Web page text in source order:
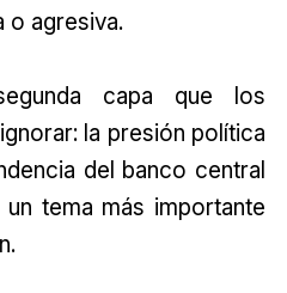
o agresiva.
capa que los
la presión política
del banco central
tema más importante